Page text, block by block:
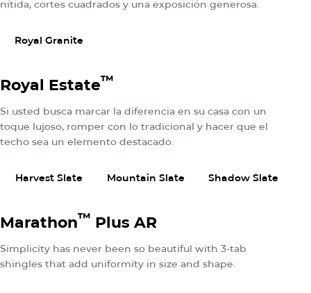
nítida, cortes cuadrados y una exposición generosa.
Ver Productos
Royal Granite
Royal Estate™
Si usted busca marcar la diferencia en su casa con un
toque lujoso, romper con lo tradicional y hacer que el
techo sea un elemento destacado.
Ver Productos
Harvest Slate Mountain Slate Shadow Slate
Marathon™ Plus AR
Simplicity has never been so beautiful with 3-tab
shingles that add uniformity in size and shape.
Ver Productos Ver Productos